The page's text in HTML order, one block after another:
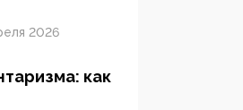
2026
как